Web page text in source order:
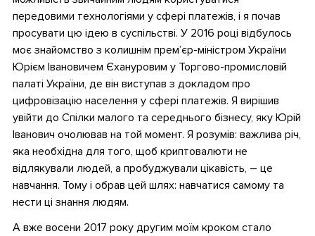
передовими технологіями у сфері платежів, і я почав
просувати цю ідею в суспільстві. У 2016 році відбулось
моє знайомство з колишнім прем’єр-міністром України
Юрієм Івановичем Єхануровим у Торгово-промисловій
палаті України, де він виступав з докладом про
цифровізацію населення у сфері платежів. Я вирішив
увійти до Спілки малого та середнього бізнесу, яку Юрій
Іванович очолював на той момент. Я розумів: важлива річ,
яка необхідна для того, щоб криптовалюти не
відлякували людей, а пробуджували цікавість, – це
навчання. Тому і обрав цей шлях: навчатися самому та
нести ці знання людям.
А вже восени 2017 року другим моїм кроком стало